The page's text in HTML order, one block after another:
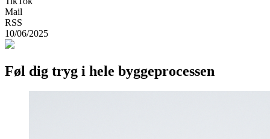
Mail
RSS
10/06/2025
Føl dig tryg i hele byggeprocessen